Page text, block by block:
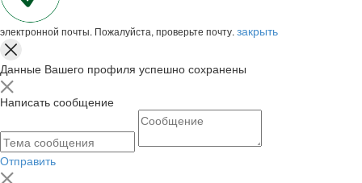
электронной почты. Пожалуйста, проверьте почту. закрыть
Данные Вашего профиля успешно сохранены
Написать сообщение
Отправить